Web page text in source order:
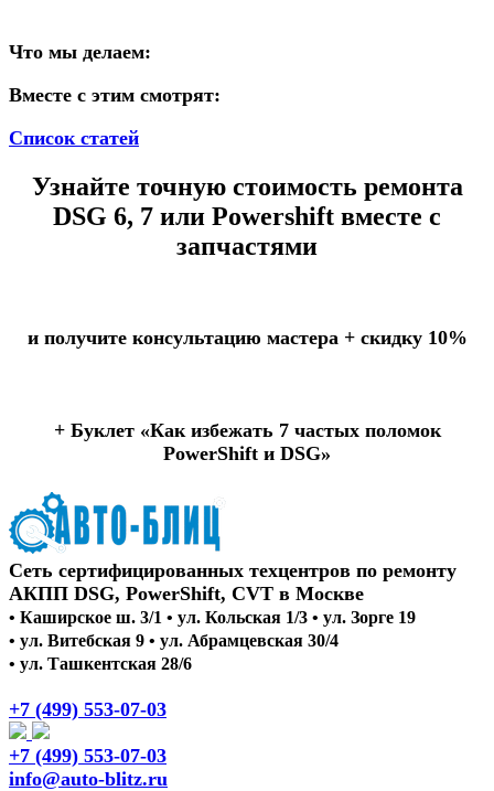
Что мы делаем:
Вместе с этим смотрят:
Список статей
Узнайте точную стоимость ремонта
DSG 6, 7 или Powershift вместе с
запчастями
и получите консультацию мастера + скидку 10%
+ Буклет «Как избежать 7 частых поломок
PowerShift и DSG»
Сеть сертифицированных техцентров по ремонту
АКПП DSG, PowerShift, CVT в Москве
• Каширское ш. 3/1 • ул. Кольская 1/3 • ул. Зорге 19
• ул. Витебская 9 • ул. Абрамцевская 30/4
• ул. Ташкентская 28/6
+7 (499) 553-07-03
+7 (499) 553-07-03
info@auto-blitz.ru